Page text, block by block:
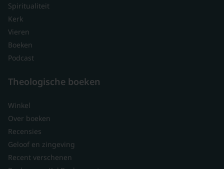
Spiritualiteit
Kerk
Vieren
Boeken
Podcast
Theologische boeken
Winkel
Over boeken
Recensies
Geloof en zingeving
Recent verschenen